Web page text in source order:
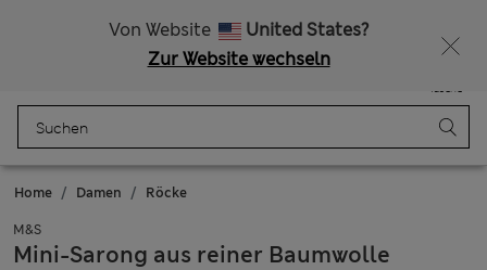
Von Website
United States?
Zur Website wechseln
Tasche
Home Damen Röcke
M&S
Mini-Sarong aus reiner Baumwolle